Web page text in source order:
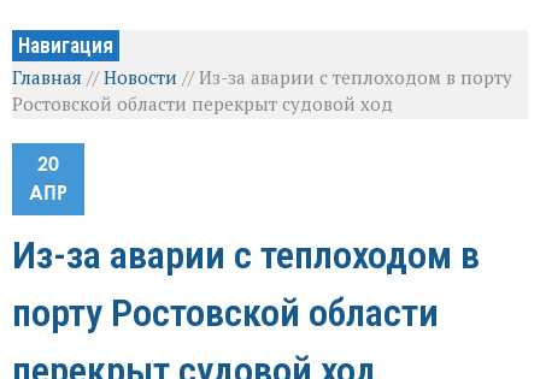
Навигация
Главная //Новости //Из-за аварии с теплоходом в порту
Ростовской области перекрыт судовой ход
20
АПР
Из-за аварии с теплоходом в
порту Ростовской области